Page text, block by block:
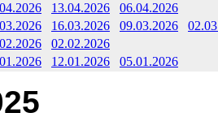
13.04.2026
06.04.2026
16.03.2026 09.03.2026
02.02.2026
12.01.2026 05.01.2026